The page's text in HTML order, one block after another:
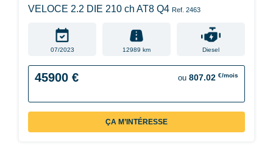
VELOCE 2.2 DIE 210 ch AT8 Q4 Ref. 2463
07/2023 12989 km Diesel
45900 € ou 807.02 €/mois
ÇA M’INTÉRESSE